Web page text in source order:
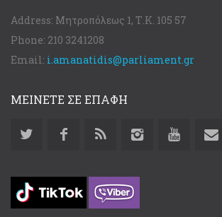
Address: Μητροπόλεως 1, Τ.Κ. 105 57
Phone: 210 3241208
Email: i.amanatidis@parliament.gr
ΜΕΙΝΕΤΕ ΣΕ ΕΠΑΦΗ